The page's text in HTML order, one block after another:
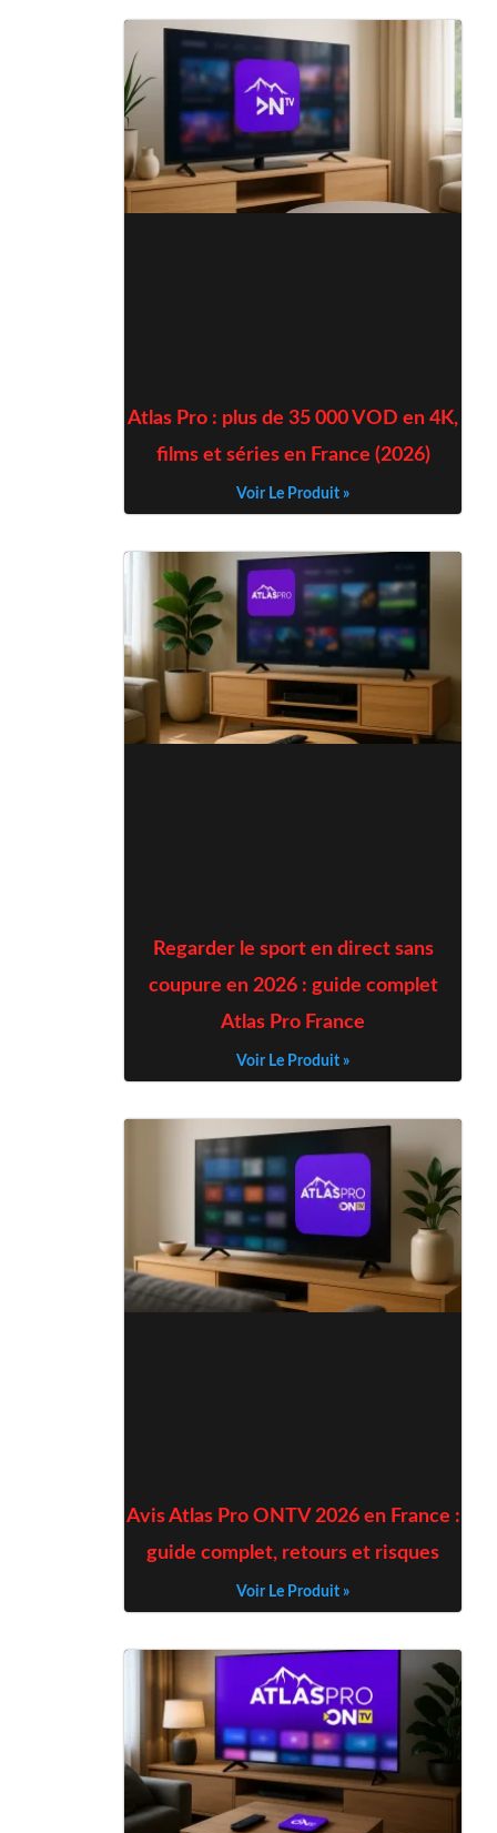
Atlas Pro : plus de 35 000 VOD en 4K,
films et séries en France (2026)
Voir Le Produit »
Regarder le sport en direct sans
coupure en 2026 : guide complet
Atlas Pro France
Voir Le Produit »
Avis Atlas Pro ONTV 2026 en France :
guide complet, retours et risques
Voir Le Produit »